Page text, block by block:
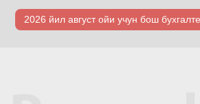
2026 йил август ойи учун бош